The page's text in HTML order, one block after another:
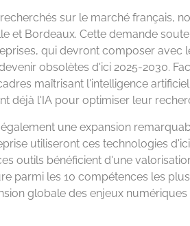
sur le marché français,
et Bordeaux. Cette demande
qui devront composer avec
obsolètes d'ici 2025-2030.
maîtrisant l'intelligence
déjà l'IA pour optimiser leur
une expansion
utiliseront ces technologies d'ici
outils bénéficient d'une
parmi les 10 compétences les
globale des enjeux